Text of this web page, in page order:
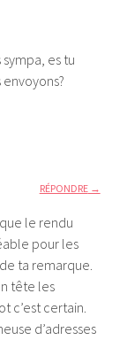
es tu
RÉPONDRE
le rendu
pour les
ta remarque.
tête les
c’est certain.
d’adresses